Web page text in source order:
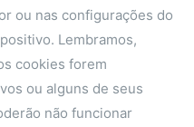
ou nas configurações do
Lembramos,
cookies forem
ou alguns de seus
não funcionar